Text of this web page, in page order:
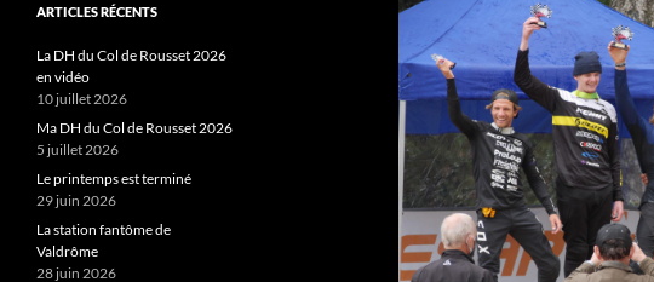
ARTICLES RÉCENTS
La DH du Col de Rousset 2026
en vidéo
10 juillet 2026
Ma DH du Col de Rousset 2026
5 juillet 2026
Le printemps est terminé
29 juin 2026
La station fantôme de
Valdrôme
28 juin 2026